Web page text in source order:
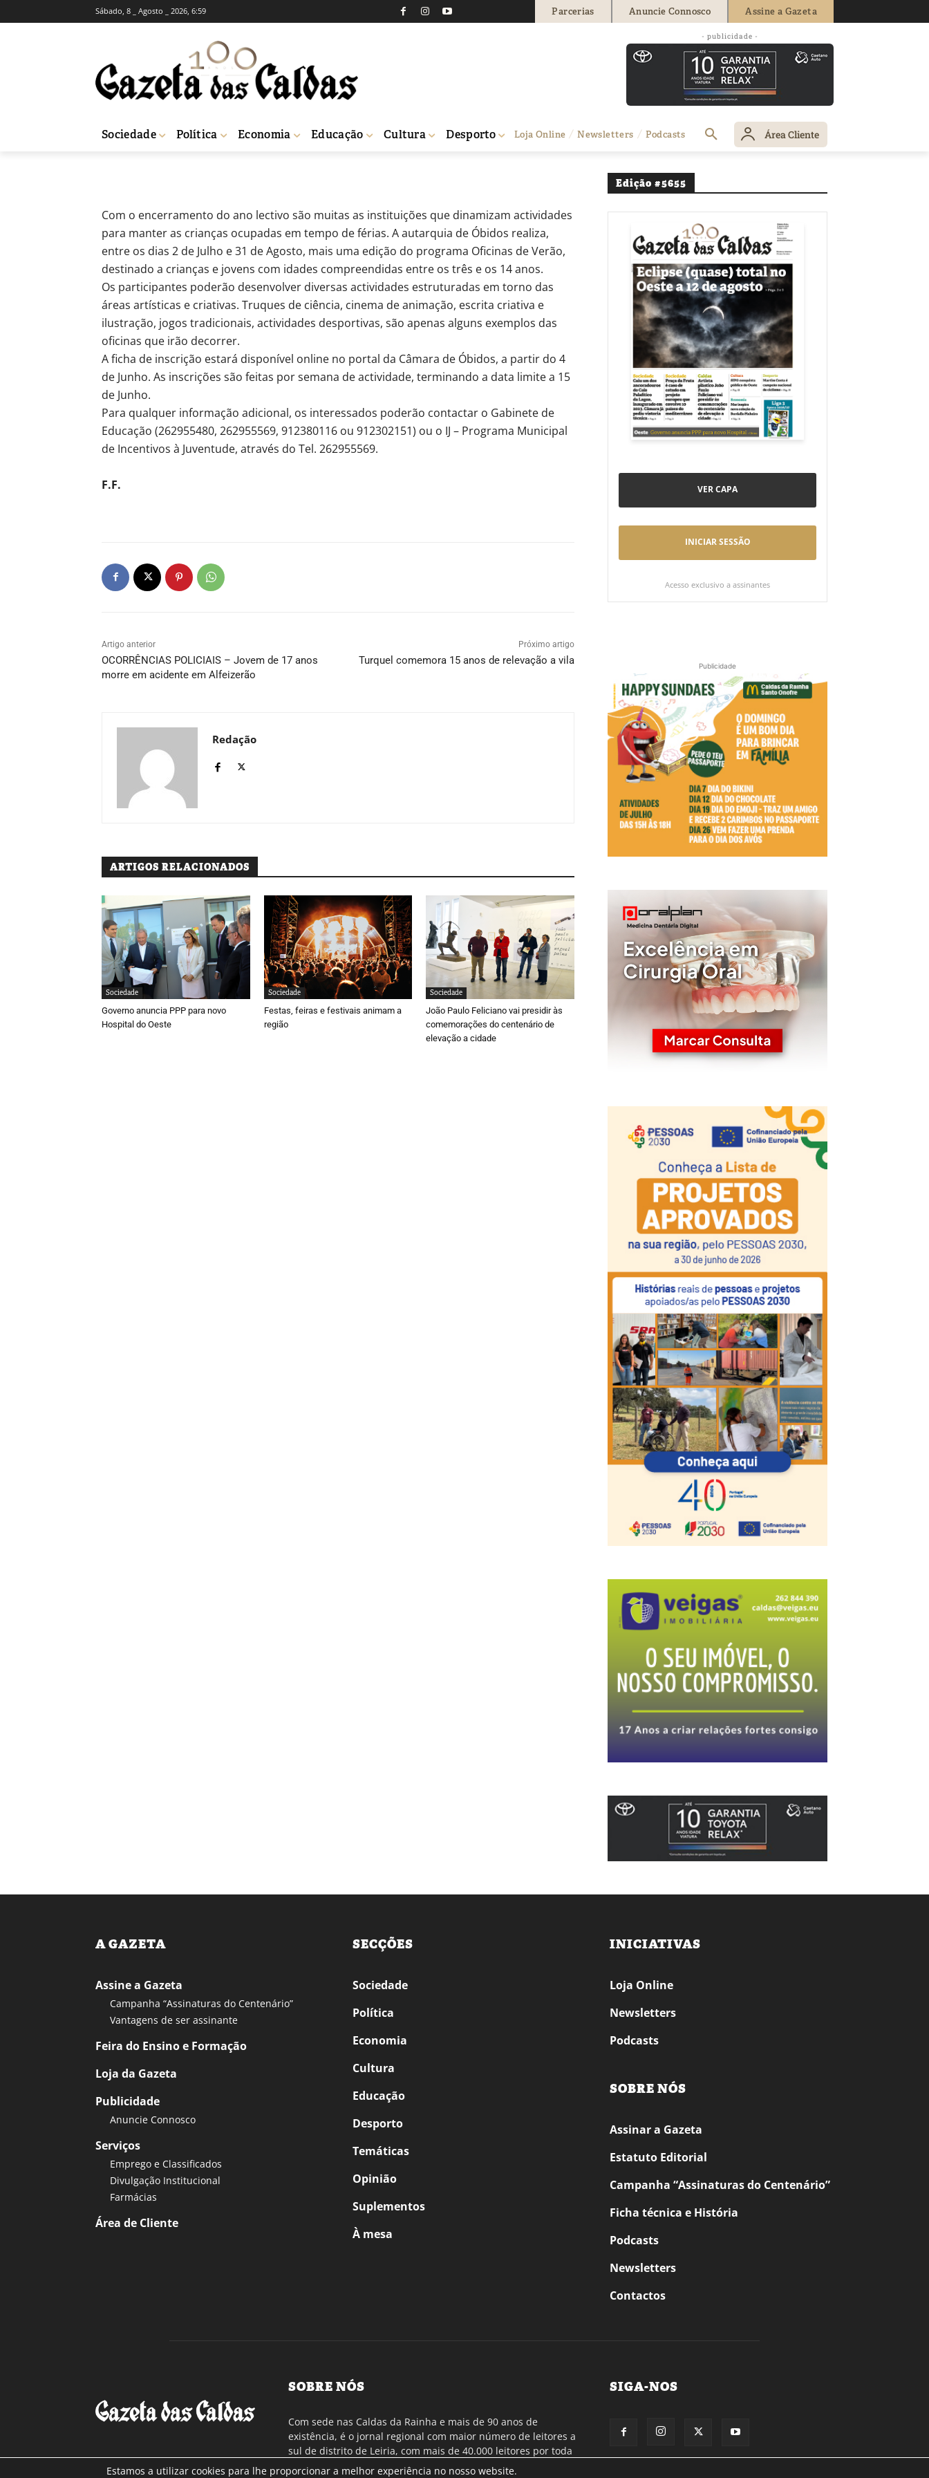
Sábado, 8 _ Agosto _ 2026, 6:59 Parcerias Anuncie Connosco Assine a Gazeta
- publicidade -
Sociedade Política Economia Educação Cultura Desporto Loja Online Newsletters Podcasts Área Cliente
BREVES SOCIEDADE
Oficinas de Verão com inscrições abertas em Óbidos
Redação 1 de Junho, 2012 586
Com o encerramento do ano lectivo são muitas as instituições que dinamizam actividades
para manter as crianças ocupadas em tempo de férias. A autarquia de Óbidos realiza,
entre os dias 2 de Julho e 31 de Agosto, mais uma edição do programa Oficinas de Verão,
destinado a crianças e jovens com idades compreendidas entre os três e os 14 anos.
Os participantes poderão desenvolver diversas actividades estruturadas em torno das
áreas artísticas e criativas. Truques de ciência, cinema de animação, escrita criativa e
ilustração, jogos tradicionais, actividades desportivas, são apenas alguns exemplos das
oficinas que irão decorrer.
A ficha de inscrição estará disponível online no portal da Câmara de Óbidos, a partir do 4
de Junho. As inscrições são feitas por semana de actividade, terminando a data limite a 15
de Junho.
Para qualquer informação adicional, os interessados poderão contactar o Gabinete de
Educação (262955480, 262955569, 912380116 ou 912302151) ou o IJ – Programa Municipal
de Incentivos à Juventude, através do Tel. 262955569.
F.F.
Artigo anterior
OCORRÊNCIAS POLICIAIS – Jovem de 17 anos
morre em acidente em Alfeizerão
Próximo artigo
Turquel comemora 15 anos de relevação a vila
Redação
ARTIGOS RELACIONADOS
Sociedade
Governo anuncia PPP para novo
Hospital do Oeste
Sociedade
Festas, feiras e festivais animam a
região
Sociedade
João Paulo Feliciano vai presidir às
comemorações do centenário de
elevação a cidade
Edição #5655
VER CAPA
INICIAR SESSÃO
Acesso exclusivo a assinantes
Publicidade
A GAZETA
Assine a Gazeta
Campanha “Assinaturas do Centenário”
Vantagens de ser assinante
Feira do Ensino e Formação
Loja da Gazeta
Publicidade
Anuncie Connosco
Serviços
Emprego e Classificados
Divulgação Institucional
Farmácias
Área de Cliente
SECÇÕES
Sociedade
Política
Economia
Cultura
Educação
Desporto
Temáticas
Opinião
Suplementos
À mesa
INICIATIVAS
Loja Online
Newsletters
Podcasts
SOBRE NÓS
Assinar a Gazeta
Estatuto Editorial
Campanha “Assinaturas do Centenário”
Ficha técnica e História
Podcasts
Newsletters
Contactos
SOBRE NÓS
Com sede nas Caldas da Rainha e mais de 90 anos de
existência, é o jornal regional com maior número de leitores a
sul de distrito de Leiria, com mais de 40.000 leitores por toda
a região Oeste. Jornal com distribuição em Portugal
SIGA-NOS
Estamos a utilizar cookies para lhe proporcionar a melhor experiência no nosso website.